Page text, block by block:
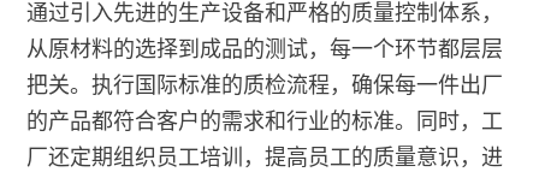
通过引入先进的生产设备和严格的质量控制体系，
从原材料的选择到成品的测试，每一个环节都层层
把关。执行国际标准的质检流程，确保每一件出厂
的产品都符合客户的需求和行业的标准。同时，工
厂还定期组织员工培训，提高员工的质量意识，进